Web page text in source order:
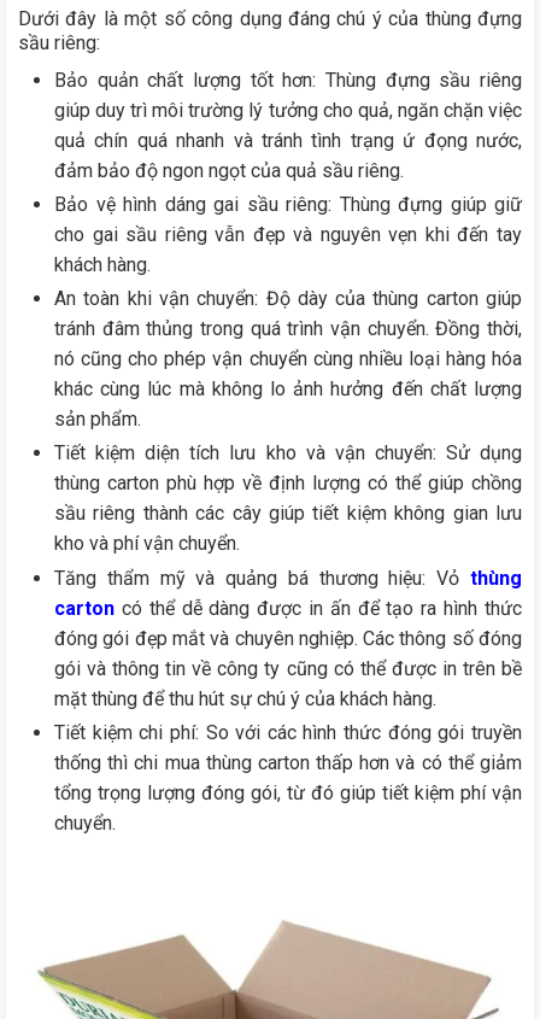
Dưới đây là một số công dụng đáng chú ý của thùng đựng
sầu riêng:
Bảo quản chất lượng tốt hơn: Thùng đựng sầu riêng
giúp duy trì môi trường lý tưởng cho quả, ngăn chặn việc
quả chín quá nhanh và tránh tình trạng ứ đọng nước,
đảm bảo độ ngon ngọt của quả sầu riêng.
Bảo vệ hình dáng gai sầu riêng: Thùng đựng giúp giữ
cho gai sầu riêng vẫn đẹp và nguyên vẹn khi đến tay
khách hàng.
An toàn khi vận chuyển: Độ dày của thùng carton giúp
tránh đâm thủng trong quá trình vận chuyển. Đồng thời,
nó cũng cho phép vận chuyển cùng nhiều loại hàng hóa
khác cùng lúc mà không lo ảnh hưởng đến chất lượng
sản phẩm.
Tiết kiệm diện tích lưu kho và vận chuyển: Sử dụng
thùng carton phù hợp về định lượng có thể giúp chồng
sầu riêng thành các cây giúp tiết kiệm không gian lưu
kho và phí vận chuyển.
Tăng thẩm mỹ và quảng bá thương hiệu: Vỏ thùng
carton có thể dễ dàng được in ấn để tạo ra hình thức
đóng gói đẹp mắt và chuyên nghiệp. Các thông số đóng
gói và thông tin về công ty cũng có thể được in trên bề
mặt thùng để thu hút sự chú ý của khách hàng.
Tiết kiệm chi phí: So với các hình thức đóng gói truyền
thống thì chi mua thùng carton thấp hơn và có thể giảm
tổng trọng lượng đóng gói, từ đó giúp tiết kiệm phí vận
chuyển.